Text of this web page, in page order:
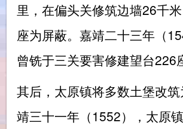
里，在偏头关修筑边墙26千
座为屏蔽。嘉靖二十三年（
曾铣于三关要害修建望台226
其后，太原镇将多数土堡改
靖三十一年（1552），太原